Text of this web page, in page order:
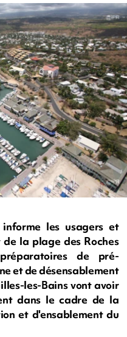
les usagers et
la plage des Roches
de pré-
et de désensablement
les-Bains vont avoir
dans le cadre de la
et d'ensablement du